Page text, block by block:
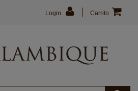
Carrito
Login